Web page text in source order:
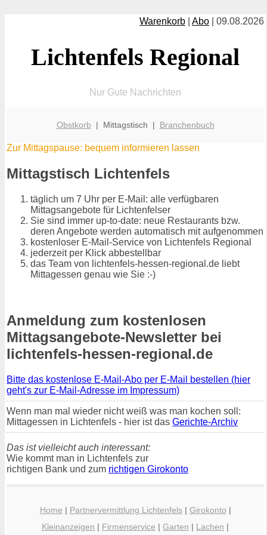
Warenkorb Abo | 09.08.2026
Lichtenfels Regional
Nur Gute Nachrichten
Obstkorb | Mittagstisch | Branchenbuch
Zur Mittagspause: bequem informieren lassen
Mittagstisch Lichtenfels
täglich um 7 Uhr per E-Mail: alle verfügbaren
Mittagsangebote für Lichtenfelser
Sie sind immer up-to-date: neue Restaurants bzw.
deren Angebote werden automatisch mit aufgenommen
kostenloser E-Mail-Service von Lichtenfels Regional
jederzeit per Klick abbestellbar
das Team von lichtenfels-hessen-regional.de liebt
Mittagessen genau wie Sie :-)
Anmeldung zum kostenlosen
Mittagsangebote-Newsletter bei
lichtenfels-hessen-regional.de
Bitte das kostenlose E-Mail-Abo per E-Mail bestellen (hier
geht's zur E-Mail-Adresse im Impressum)
Wenn man mal wieder nicht weiß was man kochen soll:
Mittagessen in Lichtenfels - hier ist das Gerichte-Archiv
Das ist vielleicht auch interessant:
Wie kommt man in Lichtenfels zur
richtigen Bank und zum richtigen Girokonto
Home | Partnervermittlung Lichtenfels| Girokonto |
Kleinanzeigen | Firmenservice | Garten | Lachen |